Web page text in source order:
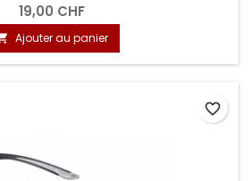
19,00 CHF
Ajouter au panier
favorite_border